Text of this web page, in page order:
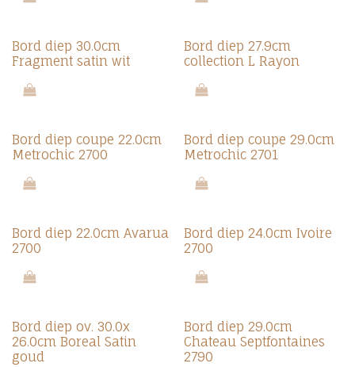
Bord diep 30.0cm
Fragment satin wit
Bord diep 27.9cm
collection L Rayon
Bord diep coupe 22.0cm
Metrochic 2700
Bord diep coupe 29.0cm
Metrochic 2701
Bord diep 22.0cm Avarua
2700
Bord diep 24.0cm Ivoire
2700
Bord diep ov. 30.0x
26.0cm Boreal Satin
goud
Bord diep 29.0cm
Chateau Septfontaines
2790